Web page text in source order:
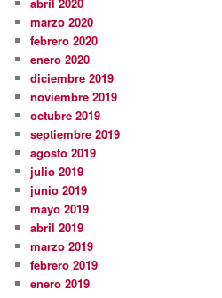
marzo 2020
febrero 2020
enero 2020
diciembre 2019
noviembre 2019
octubre 2019
septiembre 2019
agosto 2019
julio 2019
junio 2019
mayo 2019
abril 2019
marzo 2019
febrero 2019
enero 2019